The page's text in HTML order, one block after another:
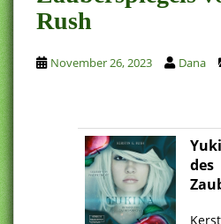
n
t
e
n
t
Rush
November 26, 2023 Dana
des